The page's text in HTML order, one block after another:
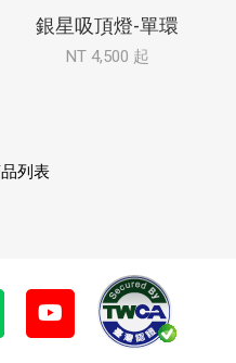
銀星吸頂燈-單環
NT 4,500 起
列表